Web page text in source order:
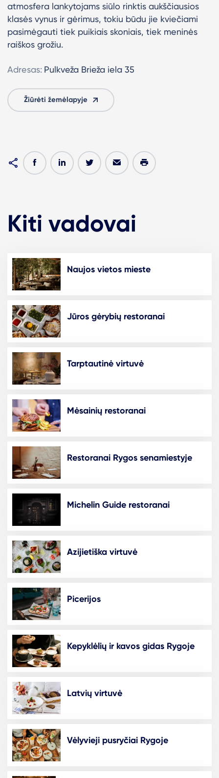
atmosfera lankytojams siūlo rinktis aukščiausios
klasės vynus ir gėrimus, tokiu būdu jie kviečiami
pasimėgauti tiek puikiais skoniais, tiek meninės
raiškos grožiu.
Adresas: Pulkveža Brieža iela 35
Žiūrėti žemėlapyje
Kiti vadovai
Naujos vietos mieste
Jūros gėrybių restoranai
Tarptautinė virtuvė
Mėsainių restoranai
Restoranai Rygos senamiestyje
Michelin Guide restoranai
Azijietiška virtuvė
Picerijos
Kepyklėlių ir kavos gidas Rygoje
Latvių virtuvė
Vėlyvieji pusryčiai Rygoje